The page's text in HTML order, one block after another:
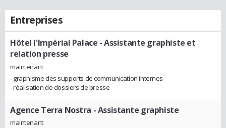
Entreprises
Hôtel l'Impérial Palace - Assistante graphiste et
relation presse
maintenant
- graphisme des supports de communication internes
- réalisation de dossiers de presse
Agence Terra Nostra - Assistante graphiste
maintenant